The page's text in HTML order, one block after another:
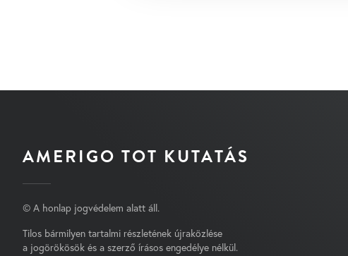
AMERIGO TOT KUTATÁS
© A honlap jogvédelem alatt áll.
Tilos bármilyen tartalmi részletének újraközlése
a jogörökösök és a szerző írásos engedélye nélkül.